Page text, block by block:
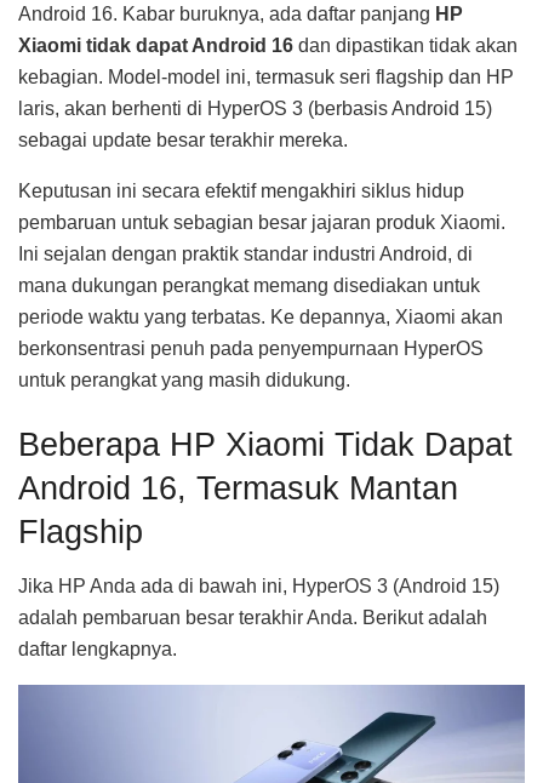
Android 16. Kabar buruknya, ada daftar panjang HP
Xiaomi tidak dapat Android 16 dan dipastikan tidak akan
kebagian. Model-model ini, termasuk seri flagship dan HP
laris, akan berhenti di HyperOS 3 (berbasis Android 15)
sebagai update besar terakhir mereka.
Keputusan ini secara efektif mengakhiri siklus hidup
pembaruan untuk sebagian besar jajaran produk Xiaomi.
Ini sejalan dengan praktik standar industri Android, di
mana dukungan perangkat memang disediakan untuk
periode waktu yang terbatas. Ke depannya, Xiaomi akan
berkonsentrasi penuh pada penyempurnaan HyperOS
untuk perangkat yang masih didukung.
Beberapa HP Xiaomi Tidak Dapat
Android 16, Termasuk Mantan
Flagship
Jika HP Anda ada di bawah ini, HyperOS 3 (Android 15)
adalah pembaruan besar terakhir Anda. Berikut adalah
daftar lengkapnya.